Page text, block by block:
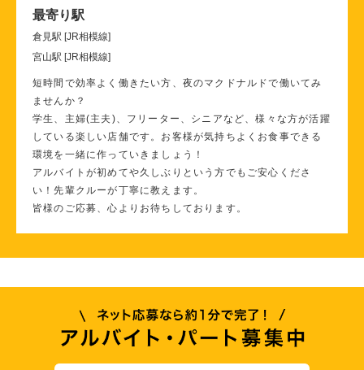
最寄り駅
倉見駅 [JR相模線]
宮山駅 [JR相模線]
短時間で効率よく働きたい方、夜のマクドナルドで働いてみ
ませんか？
学生、主婦(主夫)、フリーター、シニアなど、様々な方が活躍
している楽しい店舗です。お客様が気持ちよくお食事できる
環境を一緒に作っていきましょう！
アルバイトが初めてや久しぶりという方でもご安心くださ
い！先輩クルーが丁寧に教えます。
皆様のご応募、心よりお待ちしております。